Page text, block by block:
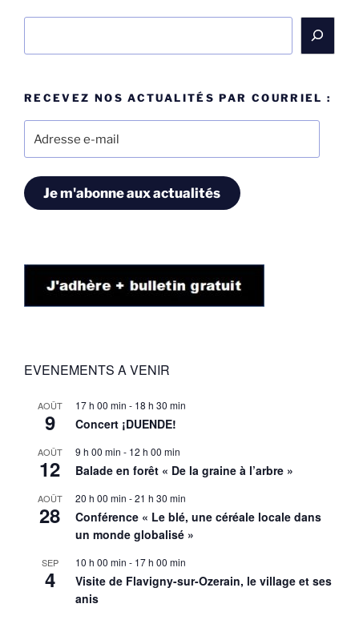
RECEVEZ NOS ACTUALITÉS PAR COURRIEL :
e-
Je m'abonne aux actualités
EVENEMENTS A VENIR
AOÛT
9
17 h 00 min - 18 h 30 min
Concert ¡DUENDE!
AOÛT
12
9 h 00 min - 12 h 00 min
Balade en forêt « De la graine à l’arbre »
AOÛT
28
20 h 00 min -21 h 30 min
Conférence « Le blé, une céréale locale dans
un monde globalisé »
SEP
4
10 h 00 min - 17 h 00 min
Visite de Flavigny-sur-Ozerain, le village et ses
anis